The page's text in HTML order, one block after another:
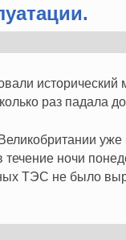
раз падала
течение ночи
ТЭС не было